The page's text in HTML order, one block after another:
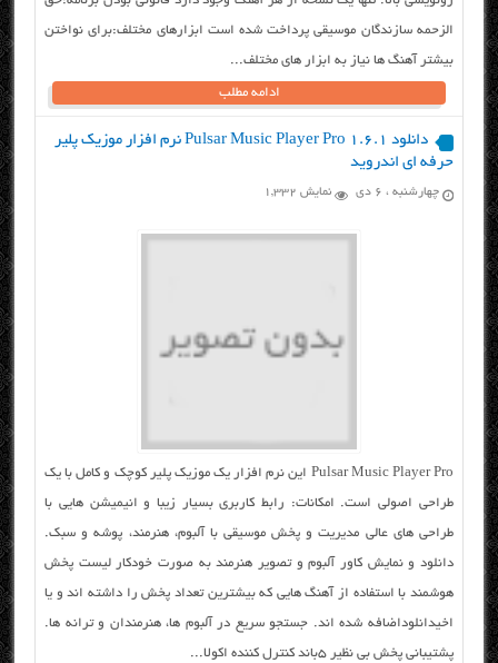
الزحمه سازندگان موسیقی پرداخت شده است ابزارهای مختلف:برای نواختن
بیشتر آهنگ ها نیاز به ابزار های مختلف...
ادامه مطلب
دانلود Pulsar Music Player Pro 1.6.1 نرم افزار موزیک پلیر
حرفه ای اندروید
چهارشنبه ، ۶ دی نمایش 1,332
Pulsar Music Player Pro این نرم افزار یک موزیک پلیر کوچک و کامل با یک
طراحی اصولی است. امکانات: رابط کاربری بسیار زیبا و انیمیشن هایی با
طراحی های عالی مدیریت و پخش موسیقی با آلبوم، هنرمند، پوشه و سبک.
دانلود و نمایش کاور آلبوم و تصویر هنرمند به صورت خودکار لیست پخش
هوشمند با استفاده از آهنگ هایی که بیشترین تعداد پخش را داشته اند و یا
اخیدانلوداضافه شده اند. جستجو سریع در آلبوم ها، هنرمندان و ترانه ها.
پشتیبانی پخش بی نظیر ۵باند کنترل کننده اکولا...